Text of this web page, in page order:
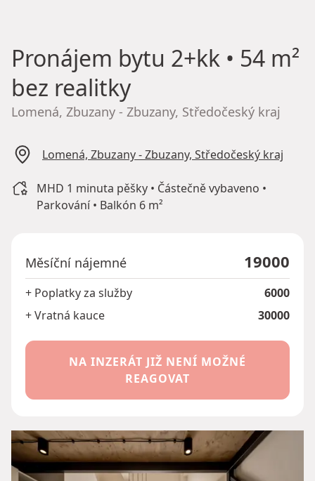
Pronájem bytu 2+kk • 54 m²
bez realitky
Lomená, Zbuzany - Zbuzany, Středočeský kraj
Lomená, Zbuzany - Zbuzany, Středočeský kraj
MHD 1 minuta pěšky • Částečně vybaveno •
Parkování • Balkón 6 m²
Měsíční nájemné 19000
+ Poplatky za služby
6000
+ Vratná kauce
30000
NA INZERÁT JIŽ NENÍ MOŽNÉ
REAGOVAT